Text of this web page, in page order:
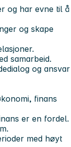
og har evne til å
og skape
samarbeid.
og ansvar
finans
er en fordel.
med høyt